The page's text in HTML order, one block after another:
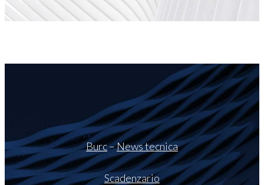
Burc–News tecnica
Scadenzario